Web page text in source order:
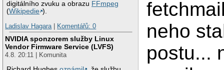
digitálního zvuku a obrazu FFmpeg
(Wikipedie ).
Ladislav Hagara
Komentářů: 0
NVIDIA sponzorem služby Linux
Vendor Firmware Service (LVFS)
4.8. 20:11 | Komunita
neho
postu...